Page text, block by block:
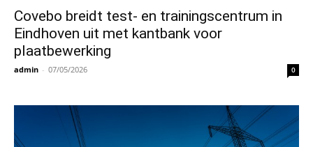
Covebo breidt test- en trainingscentrum in
Eindhoven uit met kantbank voor
plaatbewerking
admin - 07/05/2026 0